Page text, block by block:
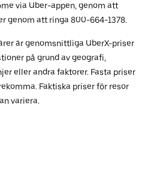
via Uber-appen, genom att
genom att ringa 800-664-1378.
är genomsnittliga UberX-priser
på grund av geografi,
eller andra faktorer. Fasta priser
Faktiska priser för resor
variera.